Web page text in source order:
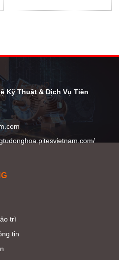
L71
Kỹ Thuật& Dịch Vụ Tiên
trì
tin